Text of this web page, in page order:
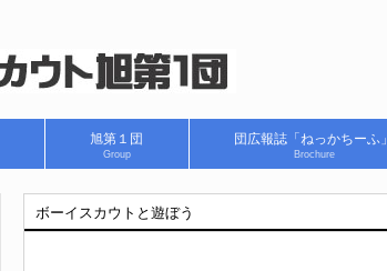
旭第１団
Group
団広報誌「ねっかちーふ」
Brochure
ボーイスカウトと遊ぼう